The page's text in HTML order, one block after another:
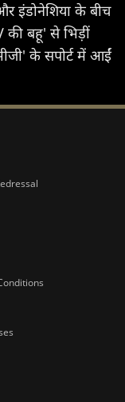
इंडोनेशिया के बीच
बहू' से भिड़ीं
के सपोर्ट में आईं